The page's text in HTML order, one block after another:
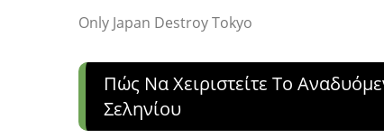
Only Japan Destroy Tokyo
Πώς Να Χειριστείτε Το
Σεληνίου